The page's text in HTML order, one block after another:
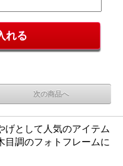
次の商品へ
げとして人気のアイテム
目調のフォトフレームに